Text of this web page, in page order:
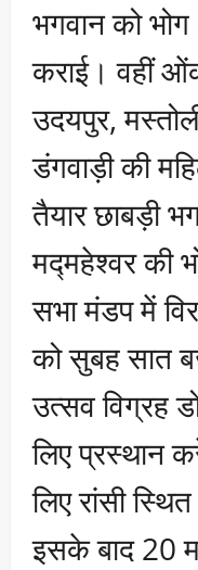
भगवान को
कराई। वहीं
उदयपुर,
डंगवाड़ी की
तैयार छाबड़ी
मद्महेश्वर की
सभा मंडप में
को सुबह सात
उत्सव विग्रह
लिए प्रस्थान
लिए रांसी
इसके बाद 20